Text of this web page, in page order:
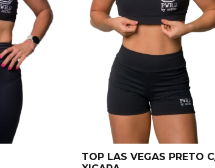
TOP LAS VEGAS PRETO